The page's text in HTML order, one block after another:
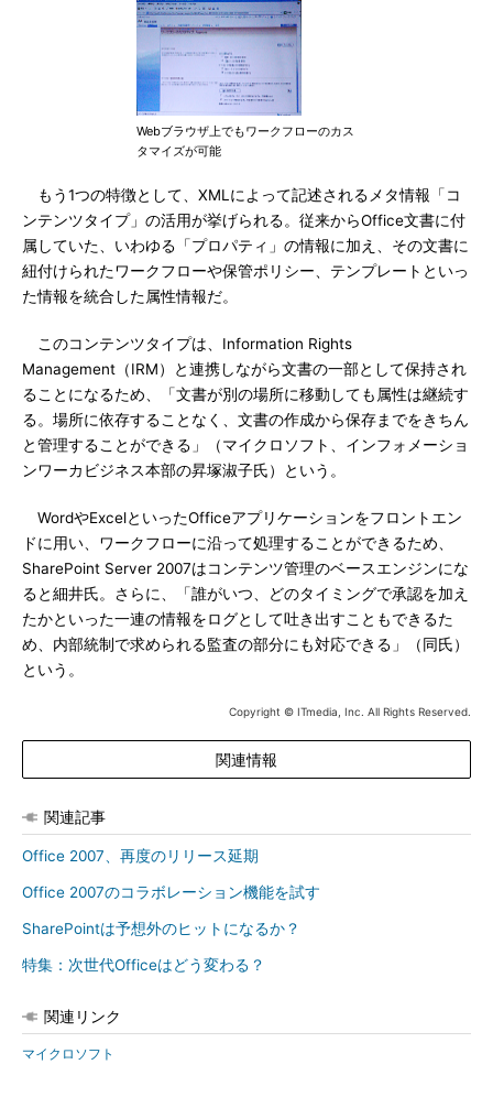
Webブラウザ上でもワークフローのカス
タマイズが可能
もう1つの特徴として、XMLによって記述されるメタ情報「コ
ンテンツタイプ」の活用が挙げられる。従来からOffice文書に付
属していた、いわゆる「プロパティ」の情報に加え、その文書に
紐付けられたワークフローや保管ポリシー、テンプレートといっ
た情報を統合した属性情報だ。
このコンテンツタイプは、Information Rights
Management（IRM）と連携しながら文書の一部として保持され
ることになるため、「文書が別の場所に移動しても属性は継続す
る。場所に依存することなく、文書の作成から保存までをきちん
と管理することができる」（マイクロソフト、インフォメーショ
ンワーカビジネス本部の昇塚淑子氏）という。
WordやExcelといったOfficeアプリケーションをフロントエン
ドに用い、ワークフローに沿って処理することができるため、
SharePoint Server 2007はコンテンツ管理のベースエンジンにな
ると細井氏。さらに、「誰がいつ、どのタイミングで承認を加え
たかといった一連の情報をログとして吐き出すこともできるた
め、内部統制で求められる監査の部分にも対応できる」（同氏）
という。
Copyright © ITmedia, Inc. All Rights Reserved.
関連情報
関連記事
Office 2007、再度のリリース延期
Office 2007のコラボレーション機能を試す
SharePointは予想外のヒットになるか？
特集：次世代Officeはどう変わる？
関連リンク
マイクロソフト